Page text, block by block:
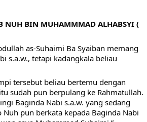
NUH BIN MUHAMMMAD ALHABSYI (
as-Suhaimi Ba Syaiban memang
s.a.w., tetapi kadangkala beliau
tersebut beliau bertemu dengan
sudah pun berpulang ke Rahmatullah.
Baginda Nabi s.a.w. yang sedang
pun berkata kepada Baginda Nabi